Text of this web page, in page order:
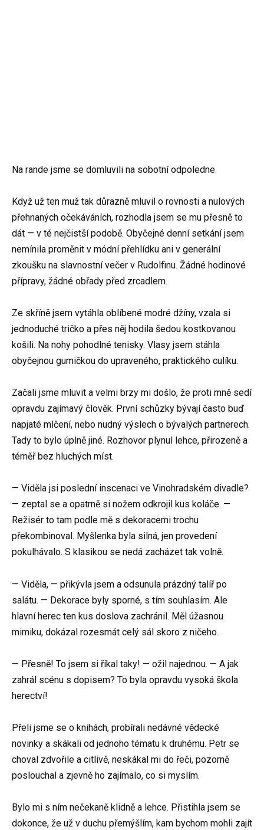
Na rande jsme se domluvili na sobotní odpoledne.
Když už ten muž tak důrazně mluvil o rovnosti a nulových
přehnaných očekáváních, rozhodla jsem se mu přesně to
dát — v té nejčistší podobě. Obyčejné denní setkání jsem
nemínila proměnit v módní přehlídku ani v generální
zkoušku na slavnostní večer v Rudolfinu. Žádné hodinové
přípravy, žádné obřady před zrcadlem.
Ze skříně jsem vytáhla oblíbené modré džíny, vzala si
jednoduché tričko a přes něj hodila šedou kostkovanou
košili. Na nohy pohodlné tenisky. Vlasy jsem stáhla
obyčejnou gumičkou do upraveného, praktického culíku.
Začali jsme mluvit a velmi brzy mi došlo, že proti mně sedí
opravdu zajímavý člověk. První schůzky bývají často buď
napjaté mlčení, nebo nudný výslech o bývalých partnerech.
Tady to bylo úplně jiné. Rozhovor plynul lehce, přirozeně a
téměř bez hluchých míst.
— Viděla jsi poslední inscenaci ve Vinohradském divadle?
— zeptal se a opatrně si nožem odkrojil kus koláče. —
Režisér to tam podle mě s dekoracemi trochu
překombinoval. Myšlenka byla silná, jen provedení
pokulhávalo. S klasikou se nedá zacházet tak volně.
— Viděla, — přikývla jsem a odsunula prázdný talíř po
salátu. — Dekorace byly sporné, s tím souhlasím. Ale
hlavní herec ten kus doslova zachránil. Měl úžasnou
mimiku, dokázal rozesmát celý sál skoro z ničeho.
— Přesně! To jsem si říkal taky! — ožil najednou. — A jak
zahrál scénu s dopisem? To byla opravdu vysoká škola
herectví!
Přeli jsme se o knihách, probírali nedávné vědecké
novinky a skákali od jednoho tématu k druhému. Petr se
choval zdvořile a citlivě, neskákal mi do řeči, pozorně
poslouchal a zjevně ho zajímalo, co si myslím.
Bylo mi s ním nečekaně klidně a lehce. Přistihla jsem se
dokonce, že už v duchu přemýšlím, kam bychom mohli zajít